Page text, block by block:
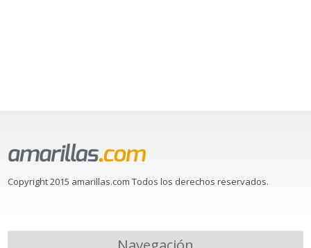
Copyright 2015 amarillas.com Todos los derechos reservados.